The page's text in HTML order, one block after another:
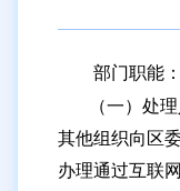
历下区水务局
历下区教育和体
历下区科学技术
部门职能：
（一）处
其他组织向区
办理通过互联